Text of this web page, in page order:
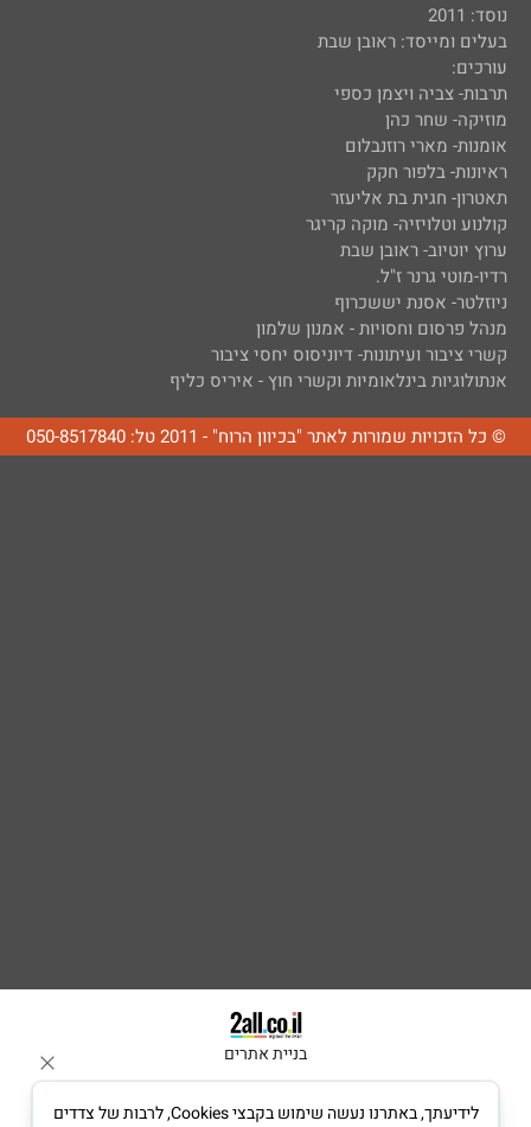
נוסד: 2011
בעלים ומייסד: ראובן שבת
עורכים:
תרבות- צביה ויצמן כספי
מוזיקה- שחר כהן
אומנות- מארי רוזנבלום
ראיונות- בלפור חקק
תאטרון- חגית בת אליעזר
קולנוע וטלויזיה- מוקה קריגר
ערוץ יוטיוב- ראובן שבת
רדיו-מוטי גרנר ז"ל.
ניוזלטר- אסנת יששכרוף
מנהל פרסום וחסויות - אמנון שלמון
קשרי ציבור ועיתונות- דיוניסוס יחסי ציבור
אנתולוגיות בינלאומיות וקשרי חוץ - איריס כליף
© כל הזכויות שמורות לאתר "בכיוון הרוח" - 2011 טל: 050-8517840
בניית אתרים
לידיעתך, באתרנו נעשה שימוש בקבצי Cookies, לרבות של צדדים